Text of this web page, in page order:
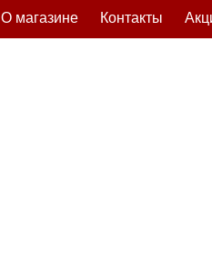
Контакты
О магазине